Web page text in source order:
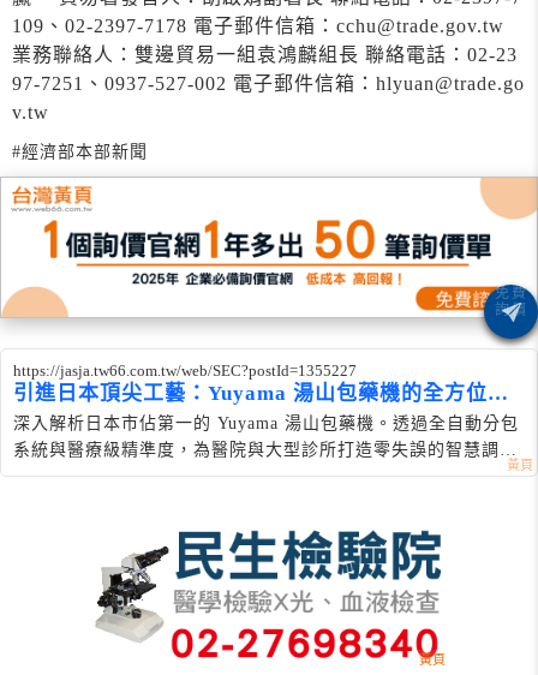
109、02-2397-7178 電子郵件信箱：cchu@trade.gov.tw
業務聯絡人：雙邊貿易一組袁鴻麟組長 聯絡電話：02-23
97-7251、0937-527-002 電子郵件信箱：hlyuan@trade.go
v.tw
#經濟部本部新聞
https://jasja.tw66.com.tw/web/SEC?postId=1355227
引進日本頂尖工藝：Yuyama 湯山包藥機的全方位解
析
深入解析日本市佔第一的 Yuyama 湯山包藥機。透過全自動分包
系統與醫療級精準度，為醫院與大型診所打造零失誤的智慧調劑
室。